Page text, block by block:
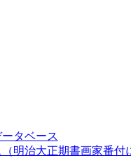
タベース
明治大正期書画家番付